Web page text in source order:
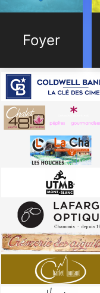
Foyer